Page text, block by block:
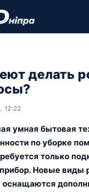
делать
12:22
умная бытовая
по уборке
только
Новые виды
оснащаются